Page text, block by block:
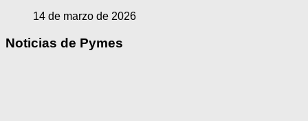
14 de marzo de 2026
Noticias de Pymes